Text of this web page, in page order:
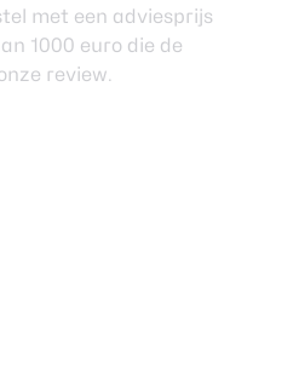
met een adviesprijs
1000 euro die de
review.